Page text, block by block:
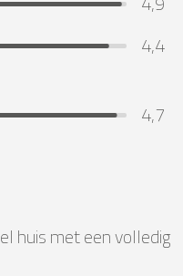
4,4
4,7
huis met een volledig